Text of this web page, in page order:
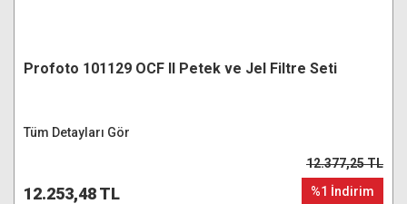
Profoto 101129 OCF II Petek ve Jel Filtre Seti
Tüm Detayları Gör
12.253,48 TL
12.377,25 TL
%1 İndirim